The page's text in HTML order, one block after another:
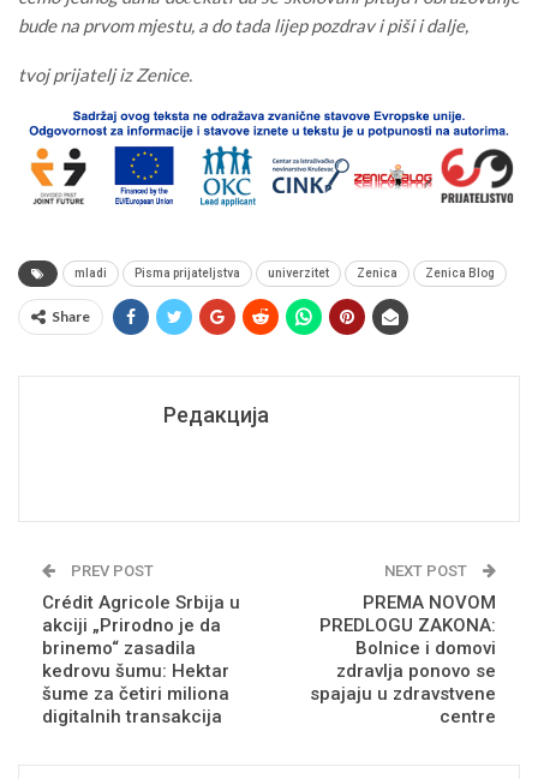
bude na prvom mjestu, a do tada lijep pozdrav i piši i dalje,
tvoj prijatelj iz Zenice.
mladi Pisma prijateljstva univerzitet Zenica Zenica Blog
Share
Редакција
PREV POST
Crédit Agricole Srbija u
akciji „Prirodno je da
brinemo“ zasadila
kedrovu šumu: Hektar
šume za četiri miliona
digitalnih transakcija
NEXT POST
PREMA NOVOM
PREDLOGU ZAKONA:
Bolnice i domovi
zdravlja ponovo se
spajaju u zdravstvene
centre